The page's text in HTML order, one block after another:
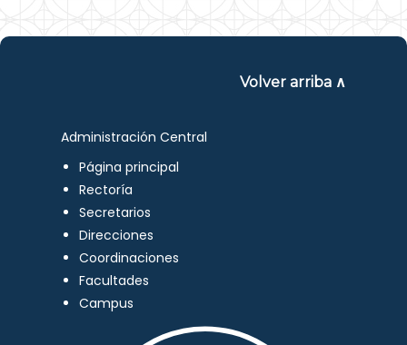
Volver arriba ∧
Administración Central
Página principal
Rectoría
Secretarios
Direcciones
Coordinaciones
Facultades
Campus